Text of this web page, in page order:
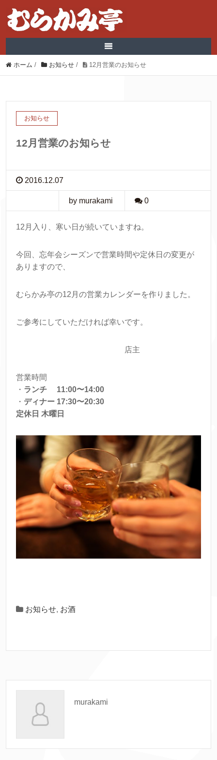
ホーム / お知らせ / 12月営業のお知らせ
お知らせ
12月営業のお知らせ
2016.12.07
by murakami 0
12月入り、寒い日が続いていますね。
今回、忘年会シーズンで営業時間や定休日の変更が
ありますので、
むらかみ亭の12月の営業カレンダーを作りました。
ご参考にしていただければ幸いです。
店主
営業時間
・ ランチ 11:00〜14:00
・ ディナー 17:30〜20:30
定休日 木曜日
お知らせ, お酒
murakami